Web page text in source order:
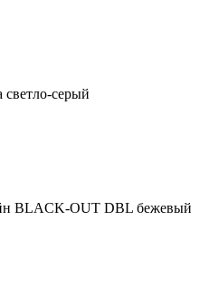
серый
BLACK-OUT DBL бежевый